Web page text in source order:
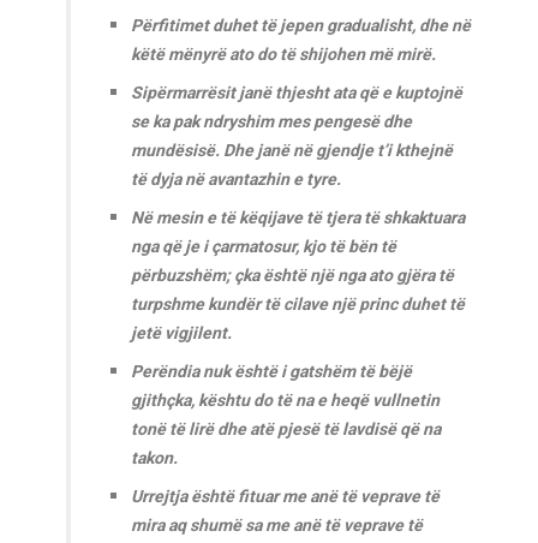
Përfitimet duhet të jepen gradualisht, dhe në
këtë mënyrë ato do të shijohen më mirë.
Sipërmarrësit janë thjesht ata që e kuptojnë
se ka pak ndryshim mes pengesë dhe
mundësisë. Dhe janë në gjendje t’i kthejnë
të dyja në avantazhin e tyre.
Në mesin e të këqijave të tjera të shkaktuara
nga që je i çarmatosur, kjo të bën të
përbuzshëm; çka është një nga ato gjëra të
turpshme kundër të cilave një princ duhet të
jetë vigjilent.
Perëndia nuk është i gatshëm të bëjë
gjithçka, kështu do të na e heqë vullnetin
tonë të lirë dhe atë pjesë të lavdisë që na
takon.
Urrejtja është fituar me anë të veprave të
mira aq shumë sa me anë të veprave të